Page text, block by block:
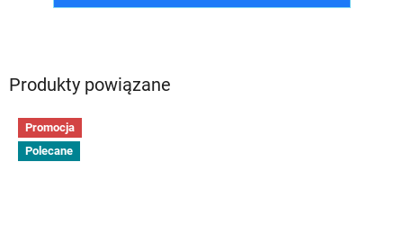
Produkty powiązane
Promocja
Polecane